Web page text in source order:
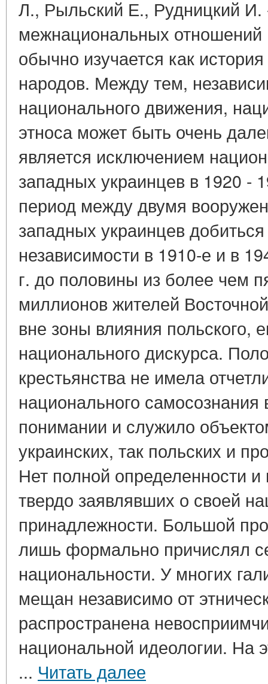
Л., Рыльский Е., Рудницкий И.
межнациональных
обычно изучается как
народов. Между тем,
национального движения,
этноса может быть очень
является исключением
западных украинцев в 1920 -
период между двумя
западных украинцев
независимости в 1910-е и в
г. до половины из более чем
миллионов жителей
вне зоны влияния польского,
национального дискурса.
крестьянства не имела
национального
понимании и служило
украинских, так польских и
Нет полной определенности
твердо заявлявших о своей
принадлежности. Большой
лишь формально причислял
национальности. У многих
мещан независимо от
распространена
национальной идеологии. На
... Читать далее